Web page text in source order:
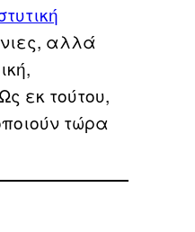
αλλά
εκ τούτου,
τώρα